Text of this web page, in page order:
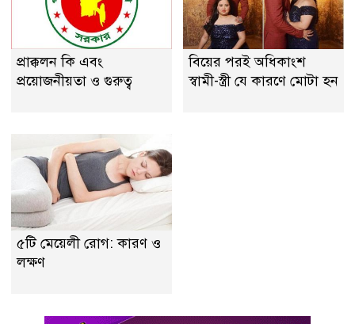
প্রাক্কলন কি এবং
প্রয়ােজনীয়তা ও গুরুত্ব
বিয়ের পরই অধিকাংশ
স্বামী-স্ত্রী যে কারণে মোটা হন
৫টি মেয়েলী রোগ: কারণ ও
লক্ষণ